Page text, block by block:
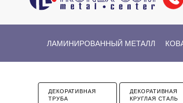
ЛАМИНИРОВАННЫЙ МЕТАЛЛ
ДЕКОРАТИВНАЯ
ТРУБА
ДЕКОРАТИВНАЯ
КРУГЛАЯ СТАЛЬ